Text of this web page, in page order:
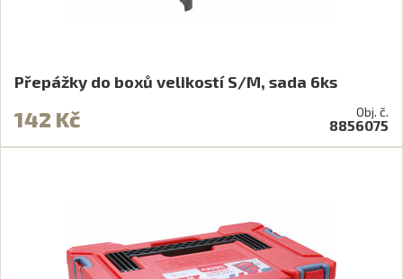
Přepážky do boxů velikostí S/M, sada 6ks
142 Kč Obj. č.
8856075